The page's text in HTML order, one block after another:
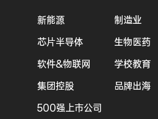
新能源
制造业
芯片半导体
生物医药
软件&物联网
学校教育
集团控股
品牌出海
500强上市公司